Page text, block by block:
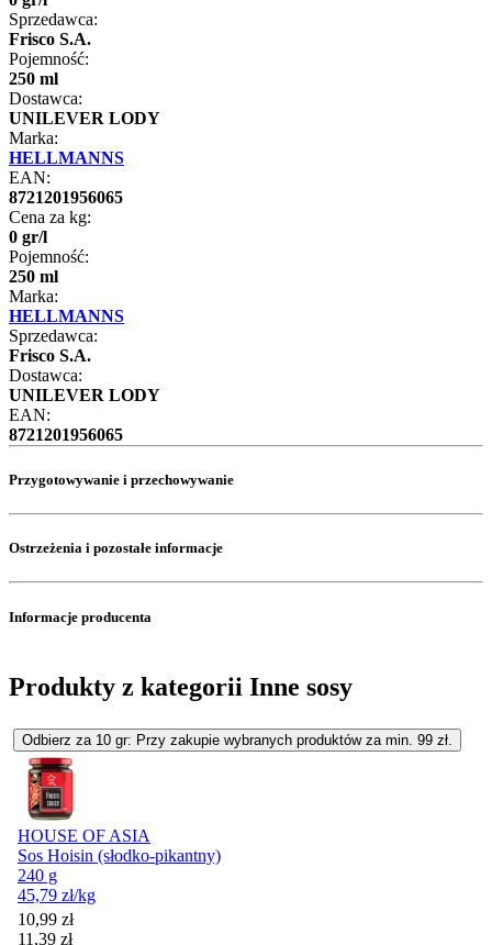
Sprzedawca:
Frisco S.A.
Pojemność:
250 ml
Dostawca:
UNILEVER LODY
Marka:
HELLMANNS
EAN:
8721201956065
Cena za kg:
0 gr/l
Pojemność:
250 ml
Marka:
HELLMANNS
Sprzedawca:
Frisco S.A.
Dostawca:
UNILEVER LODY
EAN:
8721201956065
Przygotowywanie i przechowywanie
Ostrzeżenia i pozostałe informacje
Informacje producenta
Produkty z kategorii Inne sosy
Odbierz za 10 gr: Przy zakupie wybranych produktów za min. 99 zł.
HOUSE OF ASIA
Sos Hoisin (słodko-pikantny)
240 g
45,79 zł/kg
Cena promocyjna
10,99 zł
11,39 zł